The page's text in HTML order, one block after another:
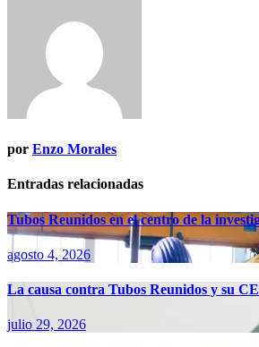
por Enzo Morales
Entradas relacionadas
Tubos Reunidos en el centro de la
agosto 4, 2026
La causa contra Tubos Reunidos y su
julio 29, 2026